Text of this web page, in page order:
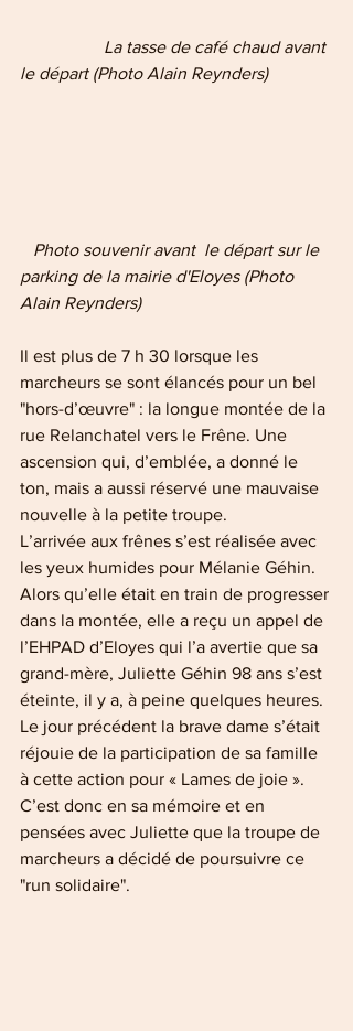
    La tasse de café chaud avant
le départ (Photo Alain Reynders)
parking de la mairie d'Eloyes (Photo
Alain Reynders)
Il est plus de 7 h 30 lorsque les
marcheurs se sont élancés pour un bel
"hors-d’œuvre" : la longue montée de la
rue Relanchatel vers le Frêne. Une
ascension qui, d’emblée, a donné le
ton, mais a aussi réservé une mauvaise
nouvelle à la petite troupe.
L’arrivée aux frênes s’est réalisée avec
les yeux humides pour Mélanie Géhin.
Alors qu’elle était en train de progresser
dans la montée, elle a reçu un appel de
l’EHPAD d’Eloyes qui l’a avertie que sa
grand-mère, Juliette Géhin 98 ans s’est
éteinte, il y a, à peine quelques heures.
Le jour précédent la brave dame s’était
réjouie de la participation de sa famille
à cette action pour « Lames de joie ».
C’est donc en sa mémoire et en
pensées avec Juliette que la troupe de
marcheurs a décidé de poursuivre ce
"run solidaire".